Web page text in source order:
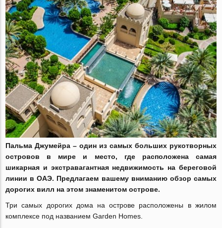
Пальма Джумейра – один из самых больших рукотворных
островов в мире и место, где расположена самая
шикарная и экстравагантная недвижимость на береговой
линии в ОАЭ. Предлагаем вашему вниманию обзор самых
дорогих вилл на этом знаменитом острове.
Три самых дорогих дома на острове расположены в жилом
комплексе под названием Garden Homes.